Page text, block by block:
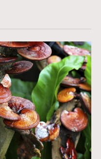
г.Ульяновск,